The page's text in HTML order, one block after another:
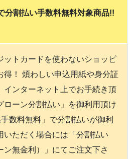
分割払い手数料無料対象商品!!
ットカードを使わないショッピ
得！ 煩わしい申込用紙や身分証
インターネット上でお手続き頂
ローン分割払い」を御利用頂け
数料無料」で分割払いが御利
いただく場合には「分割払い
ン無金利）」にてご注文下さ